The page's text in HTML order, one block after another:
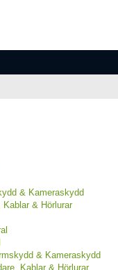
& Kameraskydd
Kablar & Hörlurar
& Kameraskydd
Kablar & Hörlurar